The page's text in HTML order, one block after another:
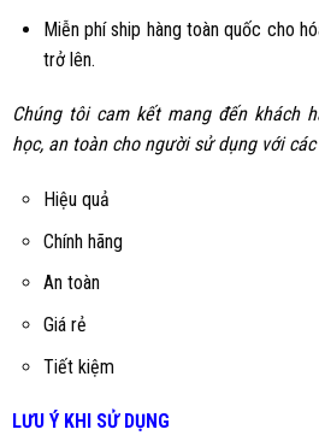
Miễn phí ship hàng toàn quốc cho
trở lên.
Chúng tôi cam kết mang đến khách
học, an toàn cho người sử dụng với
Hiệu quả
Chính hãng
An toàn
Giá rẻ
Tiết kiệm
LƯU Ý KHI SỬ DỤNG